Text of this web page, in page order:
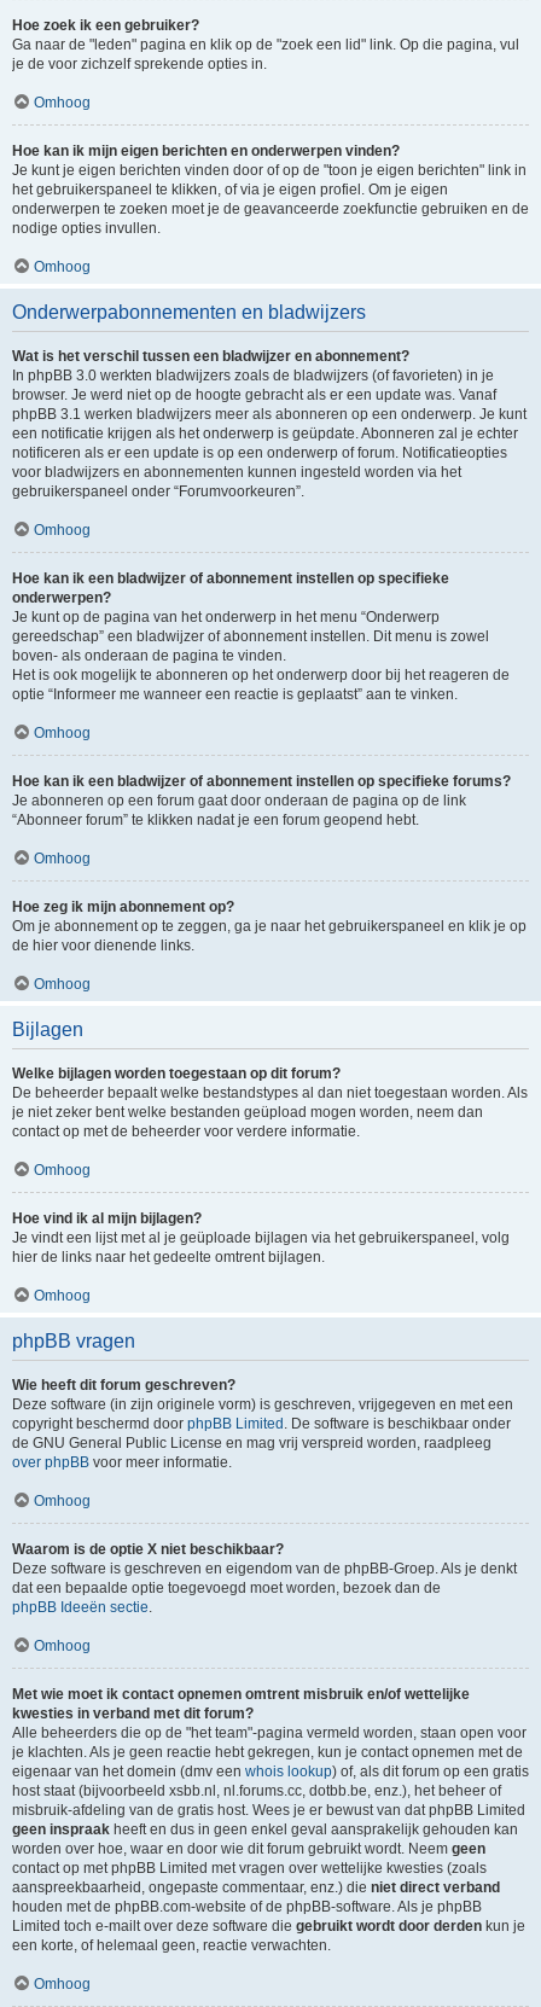
Hoe zoek ik een gebruiker?
Ga naar de "leden" pagina en klik op de "zoek een lid" link. Op die pagina, vul
je de voor zichzelf sprekende opties in.
Omhoog
Hoe kan ik mijn eigen berichten en onderwerpen vinden?
Je kunt je eigen berichten vinden door of op de "toon je eigen berichten" link in
het gebruikerspaneel te klikken, of via je eigen profiel. Om je eigen
onderwerpen te zoeken moet je de geavanceerde zoekfunctie gebruiken en de
nodige opties invullen.
Omhoog
Onderwerpabonnementen en bladwijzers
Wat is het verschil tussen een bladwijzer en abonnement?
In phpBB 3.0 werkten bladwijzers zoals de bladwijzers (of favorieten) in je
browser. Je werd niet op de hoogte gebracht als er een update was. Vanaf
phpBB 3.1 werken bladwijzers meer als abonneren op een onderwerp. Je kunt
een notificatie krijgen als het onderwerp is geüpdate. Abonneren zal je echter
notificeren als er een update is op een onderwerp of forum. Notificatieopties
voor bladwijzers en abonnementen kunnen ingesteld worden via het
gebruikerspaneel onder “Forumvoorkeuren”.
Omhoog
Hoe kan ik een bladwijzer of abonnement instellen op specifieke
onderwerpen?
Je kunt op de pagina van het onderwerp in het menu “Onderwerp
gereedschap” een bladwijzer of abonnement instellen. Dit menu is zowel
boven- als onderaan de pagina te vinden.
Het is ook mogelijk te abonneren op het onderwerp door bij het reageren de
optie “Informeer me wanneer een reactie is geplaatst” aan te vinken.
Omhoog
Hoe kan ik een bladwijzer of abonnement instellen op specifieke forums?
Je abonneren op een forum gaat door onderaan de pagina op de link
“Abonneer forum” te klikken nadat je een forum geopend hebt.
Omhoog
Hoe zeg ik mijn abonnement op?
Om je abonnement op te zeggen, ga je naar het gebruikerspaneel en klik je op
de hier voor dienende links.
Omhoog
Bijlagen
Welke bijlagen worden toegestaan op dit forum?
De beheerder bepaalt welke bestandstypes al dan niet toegestaan worden. Als
je niet zeker bent welke bestanden geüpload mogen worden, neem dan
contact op met de beheerder voor verdere informatie.
Omhoog
Hoe vind ik al mijn bijlagen?
Je vindt een lijst met al je geüploade bijlagen via het gebruikerspaneel, volg
hier de links naar het gedeelte omtrent bijlagen.
Omhoog
phpBB vragen
Wie heeft dit forum geschreven?
Deze software (in zijn originele vorm) is geschreven, vrijgegeven en met een
copyright beschermd door phpBB Limited . De software is beschikbaar onder
de GNU General Public License en mag vrij verspreid worden, raadpleeg
over phpBB voor meer informatie.
Omhoog
Waarom is de optie X niet beschikbaar?
Deze software is geschreven en eigendom van de phpBB-Groep. Als je denkt
dat een bepaalde optie toegevoegd moet worden, bezoek dan de
phpBB Ideeën sectie.
Omhoog
Met wie moet ik contact opnemen omtrent misbruik en/of wettelijke
kwesties in verband met dit forum?
Alle beheerders die op de "het team"-pagina vermeld worden, staan open voor
je klachten. Als je geen reactie hebt gekregen, kun je contact opnemen met de
eigenaar van het domein (dmv een whois lookup) of, als dit forum op een gratis
host staat (bijvoorbeeld xsbb.nl, nl.forums.cc, dotbb.be, enz.), het beheer of
misbruik-afdeling van de gratis host. Wees je er bewust van dat phpBB Limited
geen inspraak heeft en dus in geen enkel geval aansprakelijk gehouden kan
worden over hoe, waar en door wie dit forum gebruikt wordt. Neem geen
contact op met phpBB Limited met vragen over wettelijke kwesties (zoals
aanspreekbaarheid, ongepaste commentaar, enz.) die niet direct verband
houden met de phpBB.com-website of de phpBB-software. Als je phpBB
Limited toch e-mailt over deze software die gebruikt wordt door derden kun je
een korte, of helemaal geen, reactie verwachten.
Omhoog